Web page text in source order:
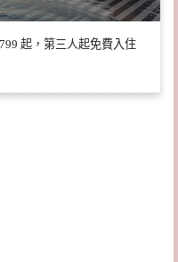
起，第三人起免費入住